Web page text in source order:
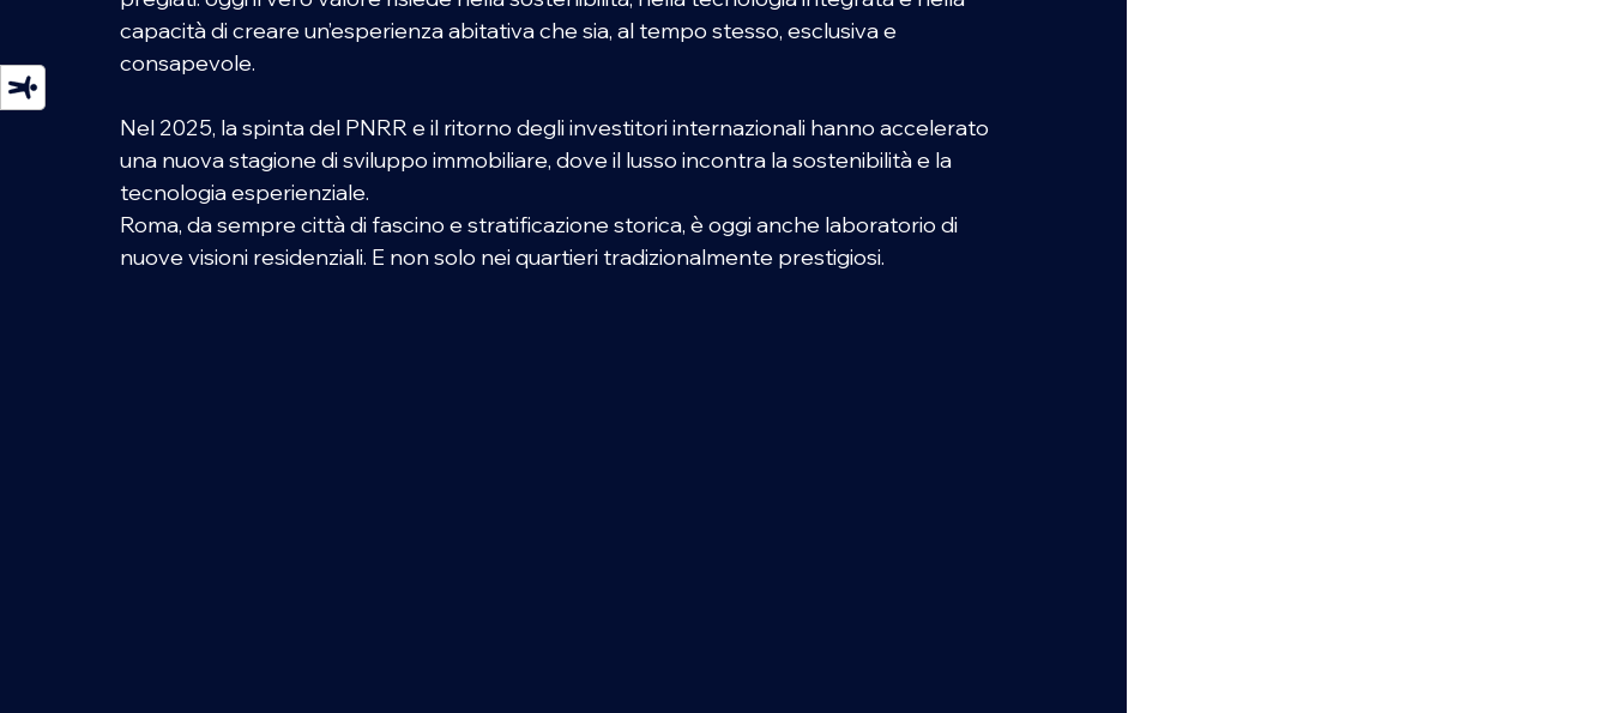
capacità di creare un’esperienza abitativa che sia, al tempo stesso, esclusiva e
consapevole.
Nel 2025, la spinta del PNRR e il ritorno degli investitori internazionali hanno accelerato
una nuova stagione di sviluppo immobiliare, dove il lusso incontra la sostenibilità e la
tecnologia esperienziale.
Roma, da sempre città di fascino e stratificazione storica, è oggi anche laboratorio di
nuove visioni residenziali. E non solo nei quartieri tradizionalmente prestigiosi.